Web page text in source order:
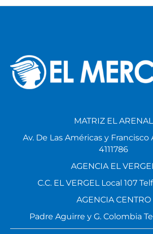
MATRIZ EL ARENAL
Av. De Las Américas y Francisco
4111786
AGENCIA EL
C.C. EL VERGEL Local 107
AGENCIA CENTRO
Padre Aguirre y G. Colombia